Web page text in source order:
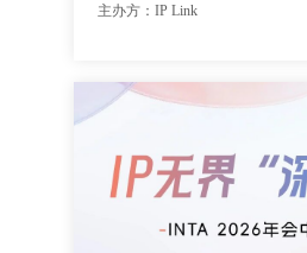
主办方：IP Link